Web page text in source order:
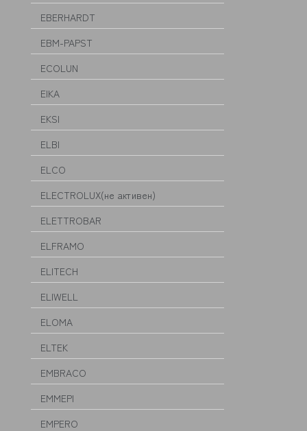
EBERHARDT
EBM-PAPST
ECOLUN
EIKA
EKSI
ELBI
ELCO
ELECTROLUX(не активен)
ELETTROBAR
ELFRAMO
ELITECH
ELIWELL
ELOMA
ELTEK
EMBRACO
EMMEPI
EMPERO